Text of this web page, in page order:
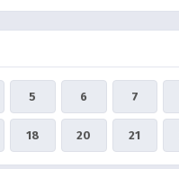
5 6 7
18 20 21